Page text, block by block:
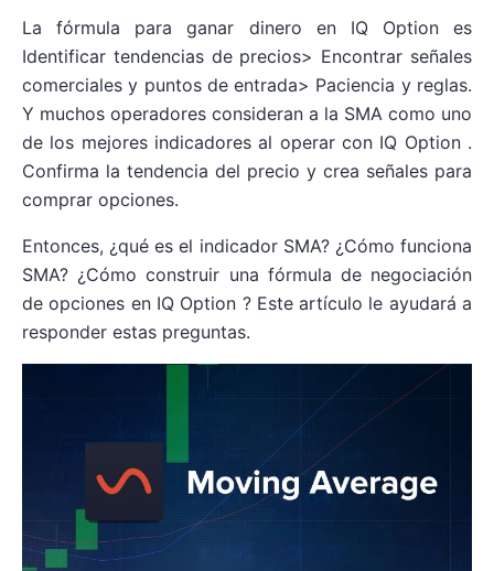
La fórmula para ganar dinero en IQ Option es
Identificar tendencias de precios> Encontrar señales
comerciales y puntos de entrada> Paciencia y reglas.
Y muchos operadores consideran a la SMA como uno
de los mejores indicadores al operar con IQ Option .
Confirma la tendencia del precio y crea señales para
comprar opciones.
Entonces, ¿qué es el indicador SMA? ¿Cómo funciona
SMA? ¿Cómo construir una fórmula de negociación
de opciones en IQ Option ? Este artículo le ayudará a
responder estas preguntas.